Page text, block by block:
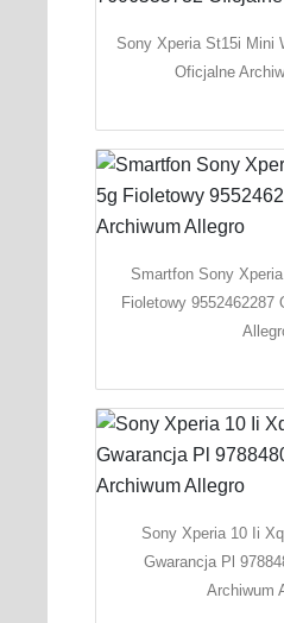
Sony Xperia St15i Mini
Oficjalne
Smartfon Sony
Fioletowy 9552462287
Sony Xperia 10 Ii
Gwarancja Pl
Archiwum